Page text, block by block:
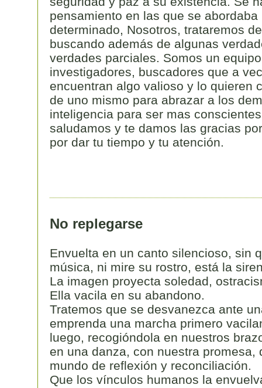
pensamiento en las que se abordaba
determinado, Nosotros, trataremos
buscando además de algunas
verdades parciales. Somos un
investigadores, buscadores que a
encuentran algo valioso y lo quieren
de uno mismo para abrazar a los
inteligencia para ser mas
saludamos y te damos las gracias
por dar tu tiempo y tu atención.
No replegarse
Envuelta en un canto silencioso, sin
música, ni mire su rostro, está la
La imagen proyecta soledad,
Ella vacila en su abandono.
Tratemos que se desvanezca ante
emprenda una marcha primero
luego, recogióndola en nuestros
en una danza, con nuestra promesa,
mundo de reflexión y reconciliación.
Que los vínculos humanos la